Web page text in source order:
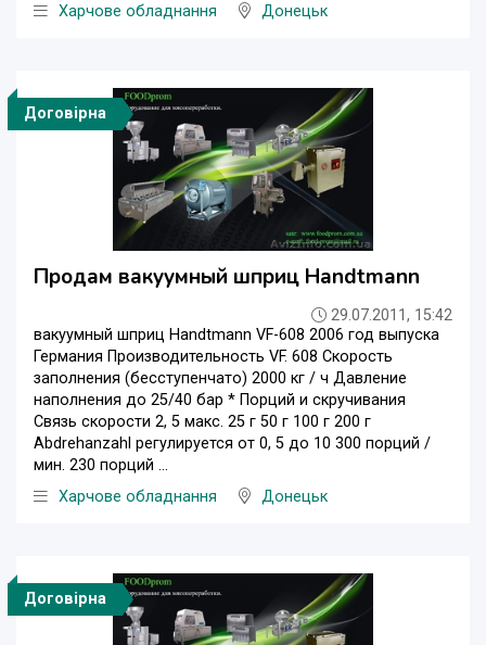
Харчове обладнання
Донецьк
Договірна
Продам вакуумный шприц Handtmann
29.07.2011, 15:42
вакуумный шприц Handtmann VF-608 2006 год выпуска
Германия Производительность VF. 608 Скорость
заполнения (бесступенчато) 2000 кг / ч Давление
наполнения до 25/40 бар * Порций и скручивания
Связь скорости 2, 5 макс. 25 г 50 г 100 г 200 г
Abdrehanzahl регулируется от 0, 5 до 10 300 порций /
мин. 230 порций ...
Харчове обладнання
Донецьк
Договірна